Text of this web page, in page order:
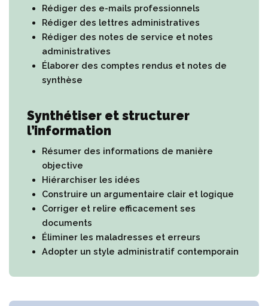
Rédiger des e-mails professionnels
Rédiger des lettres administratives
Rédiger des notes de service et notes
administratives
Élaborer des comptes rendus et notes de
synthèse
Synthétiser et structurer
l’information
Résumer des informations de manière
objective
Hiérarchiser les idées
Construire un argumentaire clair et logique
Corriger et relire efficacement ses
documents
Éliminer les maladresses et erreurs
Adopter un style administratif contemporain